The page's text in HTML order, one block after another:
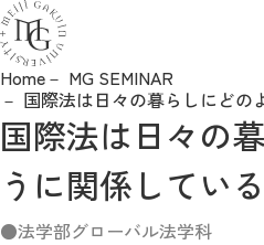
ニュース
入試制度・日程
入試要項・各種手続き
Home
MG SEMINAR
国際法は日々の暮らしにどの
国際法は日々の
うに関係してい
法学部グローバル法学科